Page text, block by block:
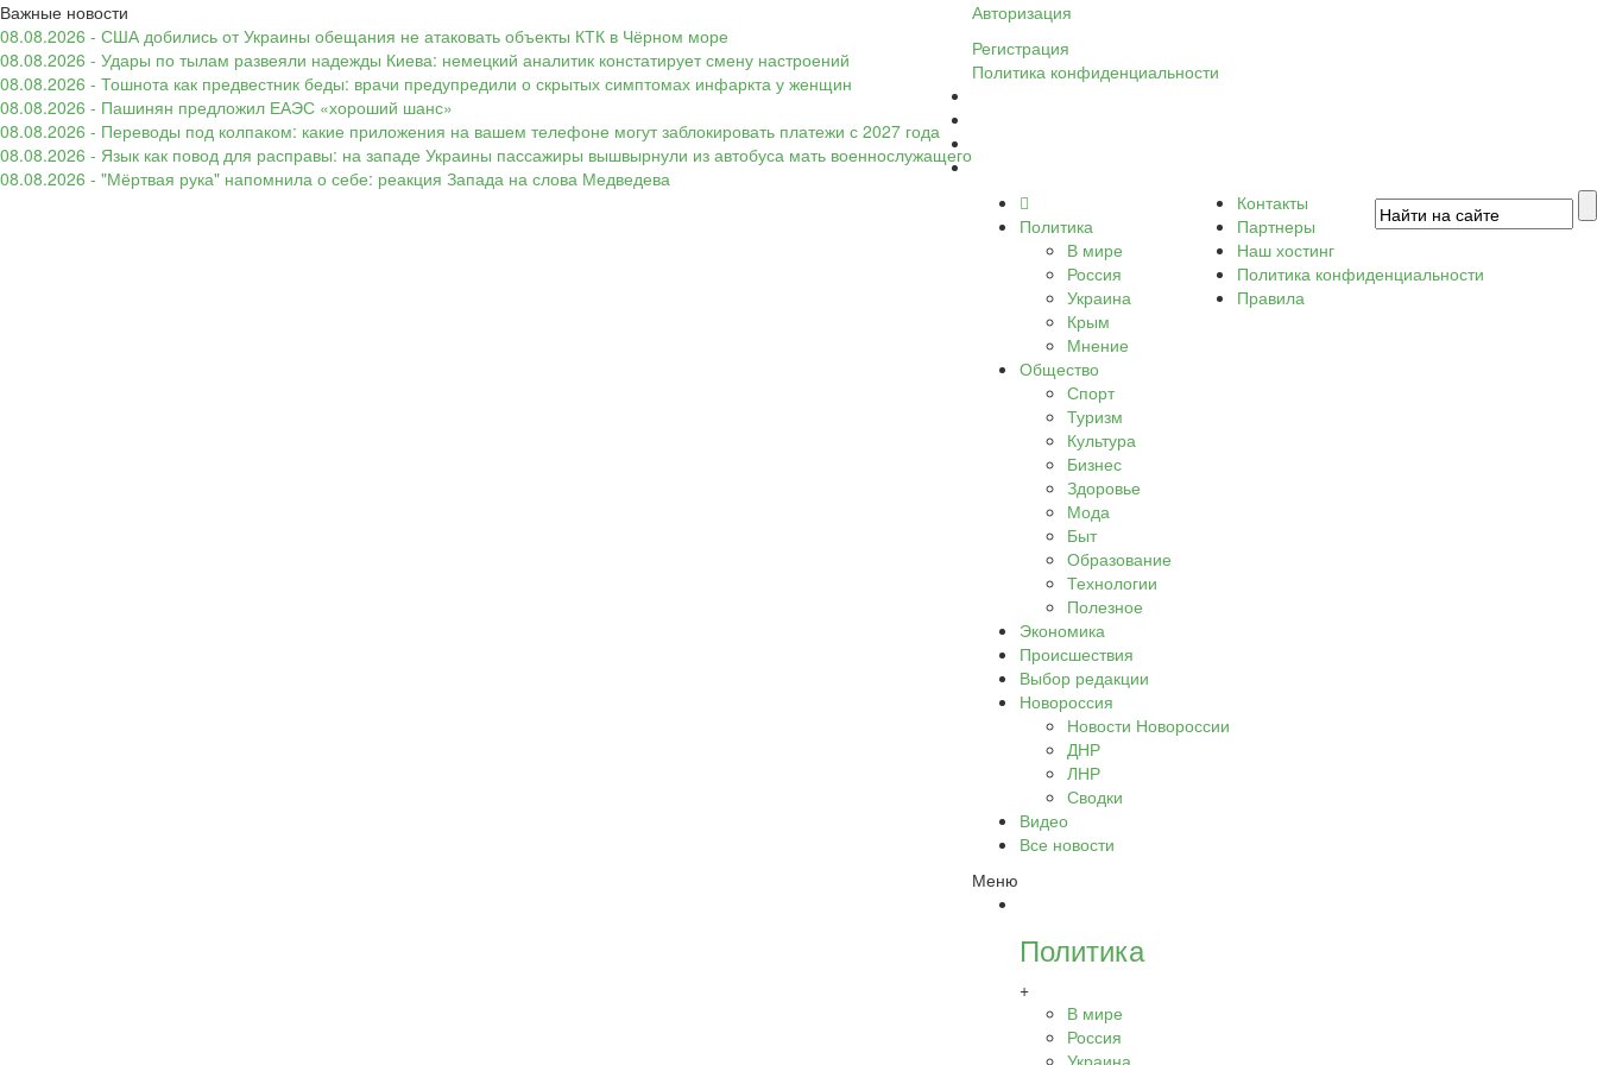
Важные новости
08.08.2026 - США добились от Украины обещания не атаковать объекты КТК в Чёрном море
08.08.2026 - Удары по тылам развеяли надежды Киева: немецкий аналитик констатирует смену настроений
08.08.2026 - Тошнота как предвестник беды: врачи предупредили о скрытых симптомах инфаркта у женщин
08.08.2026 - Пашинян предложил ЕАЭС «хороший шанс»
08.08.2026 - Переводы под колпаком: какие приложения на вашем телефоне могут заблокировать платежи с 2027 года
08.08.2026 - Язык как повод для расправы: на западе Украины пассажиры вышвырнули из автобуса мать военнослужащего
08.08.2026 - "Мёртвая рука" напомнила о себе: реакция Запада на слова Медведева
Авторизация
Регистрация
Политика конфиденциальности
Политика
В мире
Россия
Украина
Крым
Мнение
Общество
Спорт
Туризм
Культура
Бизнес
Здоровье
Мода
Быт
Образование
Технологии
Полезное
Экономика
Происшествия
Выбор редакции
Новороссия
Новости Новороссии
ДНР
ЛНР
Сводки
Видео
Все новости
Меню
Политика
+
В мире
Россия
Украина
Контакты
Партнеры
Наш хостинг
Политика конфиденциальности
Правила